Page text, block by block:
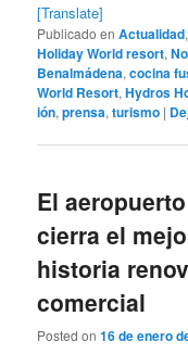
[Translate]
Publicado en Actualidad
Holiday World resort,
Benalmádena,cocina
World Resort,Hydros
ión,prensa,turismo |
El
cierra el
historia
comercial
Posted on16 de enero